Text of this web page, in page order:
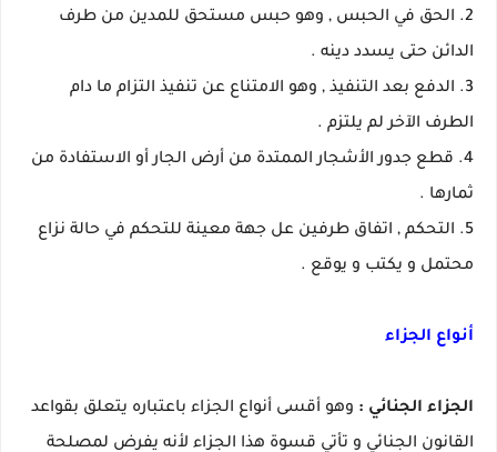
2. الحق في الحبس , وهو حبس مستحق للمدين من طرف
الدائن حتى يسدد دينه .
3. الدفع بعد التنفيذ , وهو الامتناع عن تنفيذ التزام ما دام
الطرف الآخر لم يلتزم .
4. قطع جدور الأشجار الممتدة من أرض الجار أو الاستفادة من
ثمارها .
5. التحكم , اتفاق طرفين عل جهة معينة للتحكم في حالة نزاع
محتمل و يكتب و يوقع .
أنواع الجزاء
الجزاء الجنائي : وهو أقسى أنواع الجزاء باعتباره يتعلق بقواعد
القانون الجنائي و تأتي قسوة هذا الجزاء لأنه يفرض لمصلحة